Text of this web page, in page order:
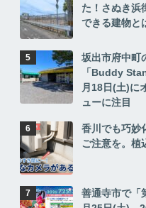
た！さぬき浜
できる建物と
坂出市府中町
「Buddy
月18日(土)に
ューに注目
香川でも巧妙
ご注意を。植
善通寺市で「